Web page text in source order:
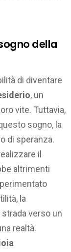
della
di diventare
, un
vite. Tuttavia,
sogno, la
di speranza.
il
altrimenti
la
verso un
realtà.